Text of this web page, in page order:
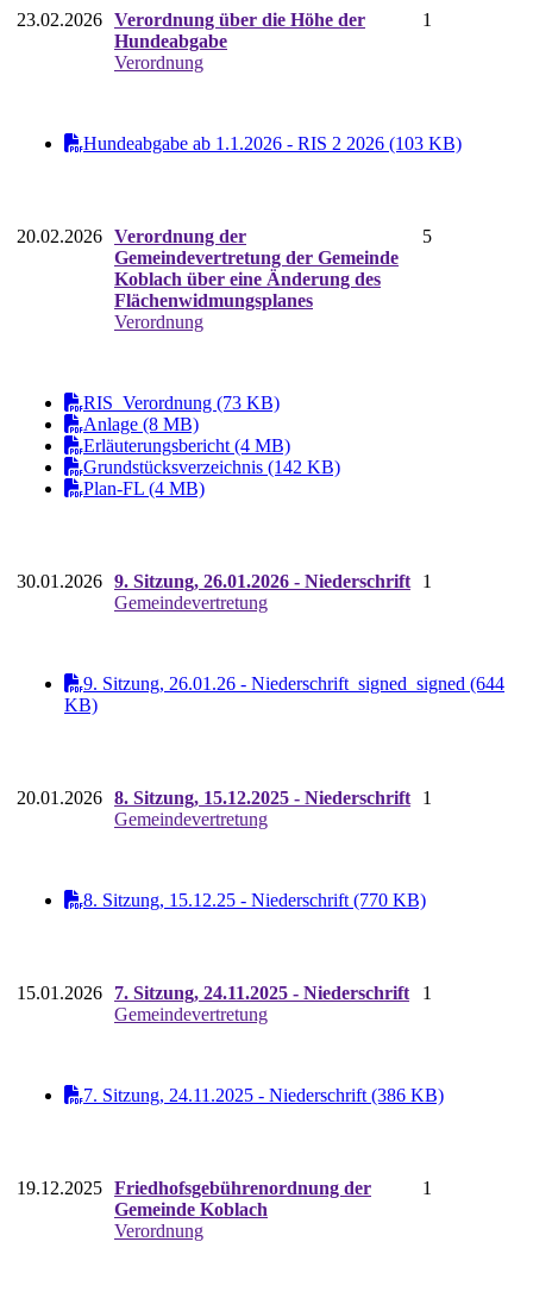
23.02.2026 Verordnung über die Höhe der
Hundeabgabe
Verordnung
1
Hundeabgabe ab 1.1.2026 - RIS 2 2026 (103 KB)
20.02.2026 Verordnung der
Gemeindevertretung der Gemeinde
Koblach über eine Änderung des
Flächenwidmungsplanes
Verordnung
5
RIS_Verordnung (73 KB)
Anlage (8 MB)
Erläuterungsbericht (4 MB)
Grundstücksverzeichnis (142 KB)
Plan-FL (4 MB)
30.01.2026 9. Sitzung, 26.01.2026 - Niederschrift
Gemeindevertretung
1
9. Sitzung, 26.01.26 - Niederschrift_signed_signed (644
KB)
20.01.2026 8. Sitzung, 15.12.2025 - Niederschrift
Gemeindevertretung
1
8. Sitzung, 15.12.25 - Niederschrift (770 KB)
15.01.2026
7. Sitzung, 24.11.2025 - Niederschrift
Gemeindevertretung
1
7. Sitzung, 24.11.2025 - Niederschrift (386 KB)
19.12.2025 Friedhofsgebührenordnung der
Gemeinde Koblach
Verordnung
1